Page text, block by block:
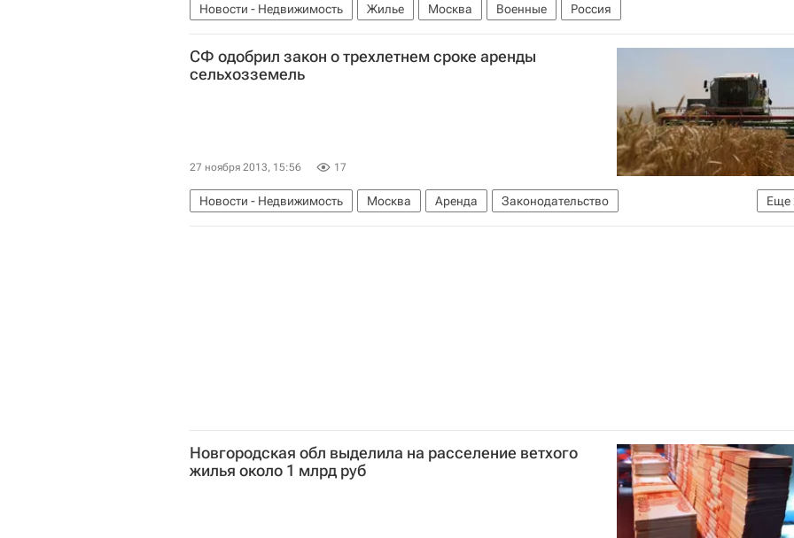
Новости - Недвижимость Жилье Москва Военные Россия
СФ одобрил закон о трехлетнем сроке аренды
сельхозземель
27 ноября 2013, 15:56 17
Еще
Новости - Недвижимость Москва Аренда
Законодательство
Земельные участки
Россия
Новгородская обл выделила на расселение ветхого
жилья около 1 млрд руб